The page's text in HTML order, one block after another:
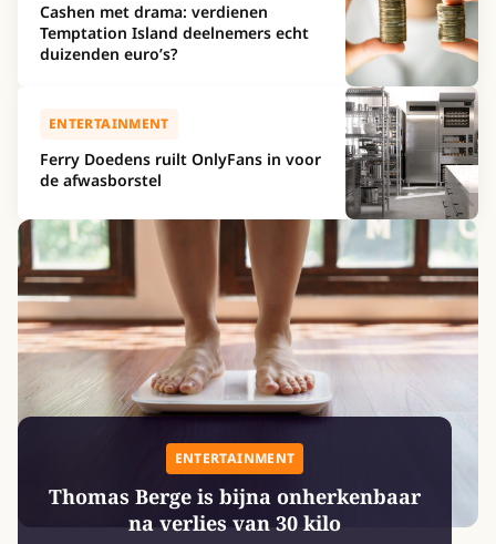
Cashen met drama: verdienen
Temptation Island deelnemers echt
duizenden euro’s?
ENTERTAINMENT
Ferry Doedens ruilt OnlyFans in voor
de afwasborstel
ENTERTAINMENT
Thomas Berge is bijna onherkenbaar
na verlies van 30 kilo